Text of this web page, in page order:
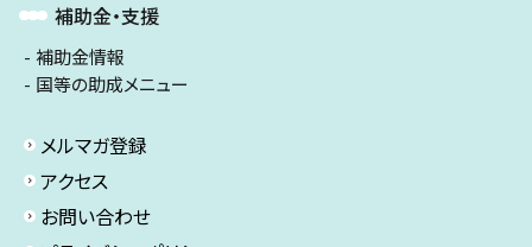
補助金・支援
補助金情報
国等の助成メニュー
メルマガ登録
アクセス
お問い合わせ